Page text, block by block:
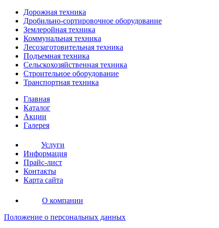
Дорожная техника
Дробильно-сортировочное оборудование
Землеройная техника
Коммунальная техника
Лесозаготовительная техника
Подъемная техника
Сельскохозяйственная техника
Строительное оборудование
Транспортная техника
Главная
Каталог
Акции
Галерея
Услуги
Информация
Прайс-лист
Контакты
Карта сайта
О компании
Положение о персональных данных